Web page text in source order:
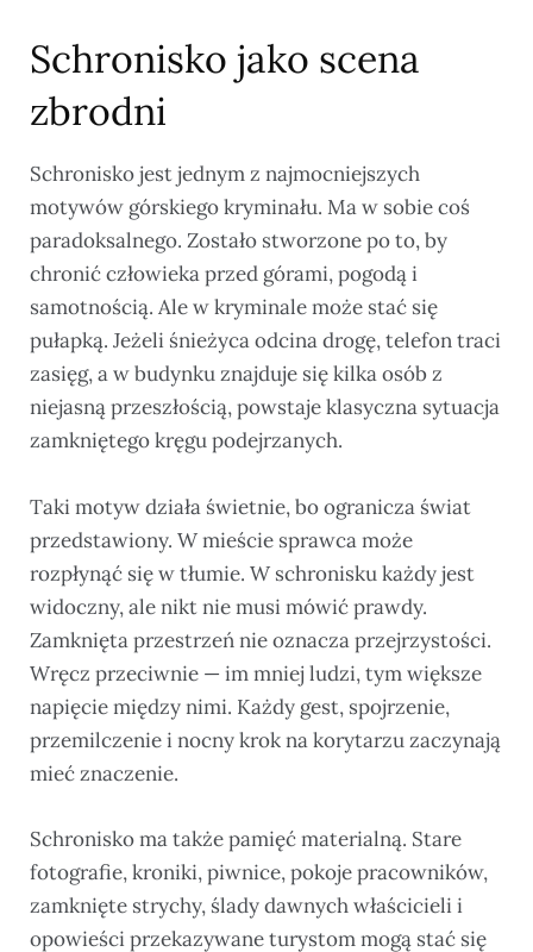
Schronisko jako scena
zbrodni
Schronisko jest jednym z najmocniejszych
motywów górskiego kryminału. Ma w sobie coś
paradoksalnego. Zostało stworzone po to, by
chronić człowieka przed górami, pogodą i
samotnością. Ale w kryminale może stać się
pułapką. Jeżeli śnieżyca odcina drogę, telefon traci
zasięg, a w budynku znajduje się kilka osób z
niejasną przeszłością, powstaje klasyczna sytuacja
zamkniętego kręgu podejrzanych.
Taki motyw działa świetnie, bo ogranicza świat
przedstawiony. W mieście sprawca może
rozpłynąć się w tłumie. W schronisku każdy jest
widoczny, ale nikt nie musi mówić prawdy.
Zamknięta przestrzeń nie oznacza przejrzystości.
Wręcz przeciwnie — im mniej ludzi, tym większe
napięcie między nimi. Każdy gest, spojrzenie,
przemilczenie i nocny krok na korytarzu zaczynają
mieć znaczenie.
Schronisko ma także pamięć materialną. Stare
fotografie, kroniki, piwnice, pokoje pracowników,
zamknięte strychy, ślady dawnych właścicieli i
opowieści przekazywane turystom mogą stać się